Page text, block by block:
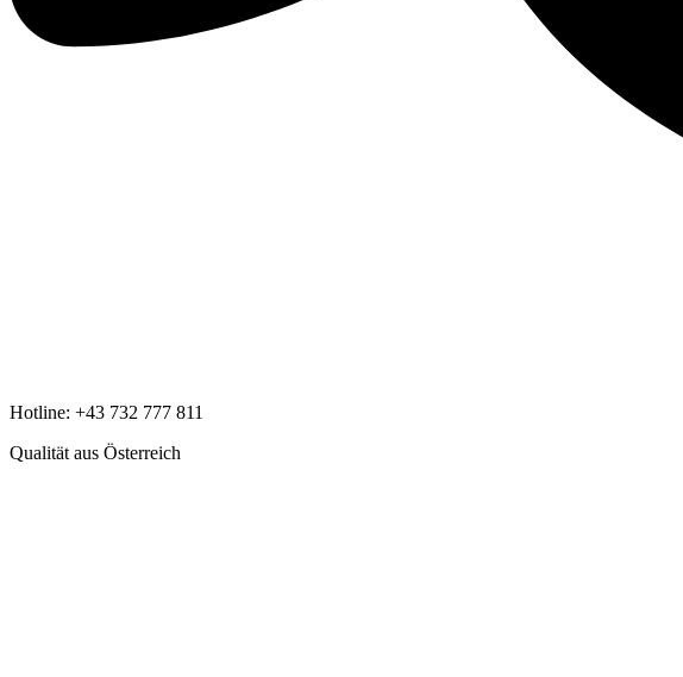
Hotline: +43 732 777 811
Qualität aus Österreich